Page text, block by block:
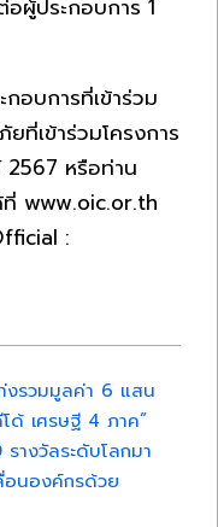
ผู้ประกอบการ 1
อบการที่เข้าร่วม
ที่เข้าร่วมโครงการ
หรือท่าน
www.oic.or.th
:
งรวมมูลค่า 6 แสน
ด้ เศรษฐี 4 ภาค”
างวัลระดับโลกมา
อนองค์กรด้วย